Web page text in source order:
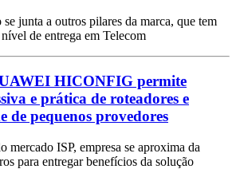
se junta a outros pilares da marca, que tem
de entrega em Telecom
HICONFIG permite
e prática de roteadores e
de pequenos provedores
mercado ISP, empresa se aproxima da
para entregar benefícios da solução